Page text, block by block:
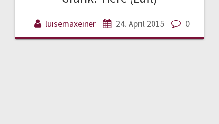
luisemaxeiner 24. April 2015 0